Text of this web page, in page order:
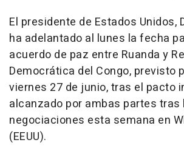
El presidente de Estados Unidos,
ha adelantado al lunes la fecha
acuerdo de paz entre Ruanda y
Democrática del Congo, previsto
viernes 27 de junio, tras el pacto
alcanzado por ambas partes tras
negociaciones esta semana en
(EEUU).